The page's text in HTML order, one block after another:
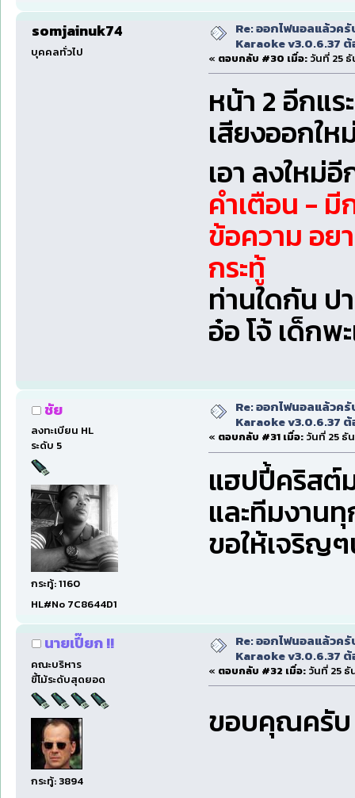
somjainuk74
บุคคลทั่วไป
Re: ออกไฟนอลแล้วค
Karaoke v3.0.6.37
« ตอบกลับ #30 เมื่อ: วันที่ 25
หน้า 2 อีกแร
เสียงออกให
เอา ลงใหม่
คำเตือน -
ข้อความ อ
กระทู้
ท่านใดกัน ป
อ๋อ โจ้ เด็กพ
ชัย
ลงทะเบียน HL
ระดับ 5
กระทู้: 1160
HL#No 7C8644D1
Re: ออกไฟนอลแล้วค
Karaoke v3.0.6.37
« ตอบกลับ #31 เมื่อ: วันที่ 25 ธั
แฮปปี้คริสต์
และทีมงาน
ขอให้เจริญ
นายเปี๊ยก !!
คณะบริหาร
ขี้โม้ระดับสุดยอด
กระทู้: 3894
Re: ออกไฟนอลแล้วค
Karaoke v3.0.6.37
« ตอบกลับ #32 เมื่อ: วันที่ 25 ธั
ขอบคุณครั